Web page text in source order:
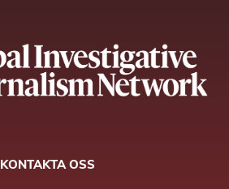
KONTAKTA OSS